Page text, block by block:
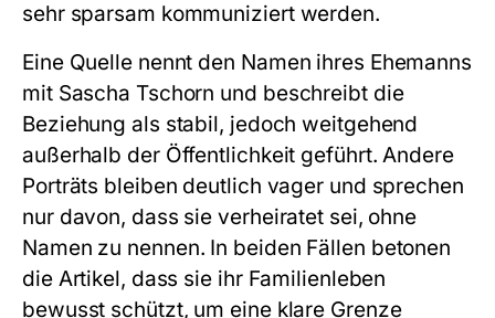
sehr sparsam kommuniziert werden.
Eine Quelle nennt den Namen ihres Ehemanns
mit Sascha Tschorn und beschreibt die
Beziehung als stabil, jedoch weitgehend
außerhalb der Öffentlichkeit geführt. Andere
Porträts bleiben deutlich vager und sprechen
nur davon, dass sie verheiratet sei, ohne
Namen zu nennen. In beiden Fällen betonen
die Artikel, dass sie ihr Familienleben
bewusst schützt, um eine klare Grenze